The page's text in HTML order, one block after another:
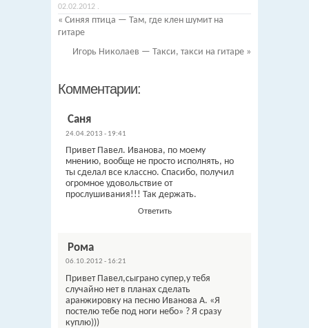
02.02.2012 .
« Синяя птица — Там, где клен шумит на
гитаре
Игорь Николаев — Такси, такси на гитаре »
Комментарии:
Саня
24.04.2013 - 19:41
Привет Павел. Иванова, по моему
мнению, вообще не просто исполнять, но
ты сделал все классно. Спасибо, получил
огромное удовольствие от
прослушивания!!! Так держать.
Ответить
Рома
06.10.2012 - 16:21
Привет Павел,сыграно супер,у тебя
случайно нет в планах сделать
аранжировку на песню Иванова А. «Я
постелю тебе под ноги небо» ? Я сразу
куплю)))